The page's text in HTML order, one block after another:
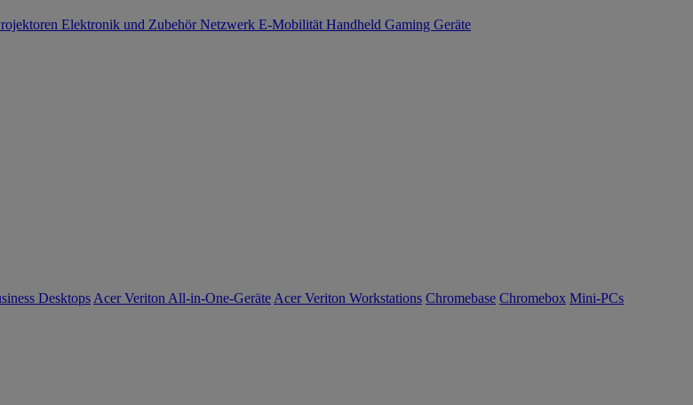
Elektronik und ZubehörNetzwerk E-Mobilität Handheld Gaming Geräte
Desktops Acer Veriton All-in-One-Geräte Acer Veriton Workstations Chromebase Chromebox Mini-PCs